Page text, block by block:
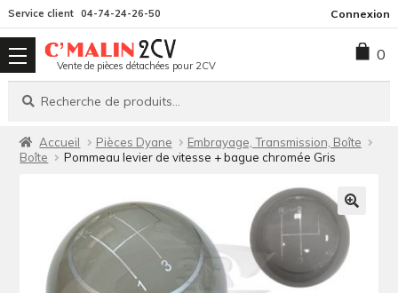
la
navigation
contenu
Service client 04-74-24-26-50 Connexion
Vente de pièces détachées pour 2CV
Recherche
Recherche
0
Accueil Pièces Dyane
Embrayage, Transmission, Boîte
Boîte
Pommeau levier de vitesse + bague chromée Gris